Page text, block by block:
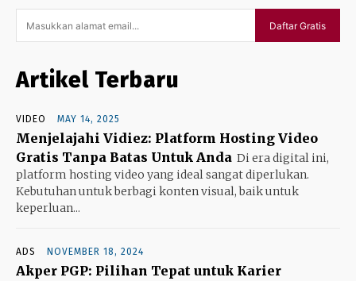
Daftar Gratis
Artikel Terbaru
VIDEO MAY 14, 2025
Menjelajahi Vidiez: Platform Hosting Video
Gratis Tanpa Batas Untuk Anda Di era digital ini,
platform hosting video yang ideal sangat diperlukan.
Kebutuhan untuk berbagi konten visual, baik untuk
keperluan...
ADS NOVEMBER 18, 2024
Akper PGP: Pilihan Tepat untuk Karier